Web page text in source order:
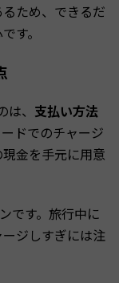
ため、できるだ
す。
、 支払い方法
ドでのチャージ
金を手元に用意
です。旅行中に
ジしすぎには注